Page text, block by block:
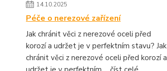
14.10.2025
Péče o nerezové zařízení
Jak chránit věci z nerezové oceli před
korozí a udržet je v perfektním stavu? Jak
chránit věci z nerezové oceli před korozí a